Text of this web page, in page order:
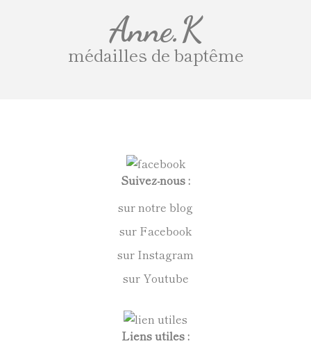
Anne.K
médailles de baptême
Suivez-nous :
sur notre blog
sur Facebook
sur Instagram
sur Youtube
Liens utiles :